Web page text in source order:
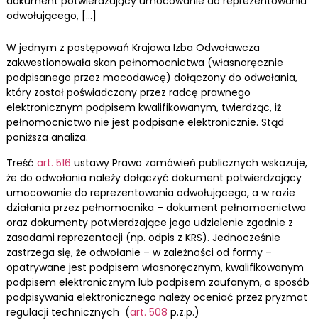
odwołującego, […]
W jednym z postępowań Krajowa Izba Odwoławcza
zakwestionowała skan pełnomocnictwa (własnoręcznie
podpisanego przez mocodawcę) dołączony do odwołania,
który został poświadczony przez radcę prawnego
elektronicznym podpisem kwalifikowanym, twierdząc, iż
pełnomocnictwo nie jest podpisane elektronicznie. Stąd
poniższa analiza.
Treść art. 516 ustawy Prawo zamówień publicznych wskazuje,
że do odwołania należy dołączyć dokument potwierdzający
umocowanie do reprezentowania odwołującego, a w razie
działania przez pełnomocnika – dokument pełnomocnictwa
oraz dokumenty potwierdzające jego udzielenie zgodnie z
zasadami reprezentacji (np. odpis z KRS). Jednocześnie
zastrzega się, że odwołanie – w zależności od formy –
opatrywane jest podpisem własnoręcznym, kwalifikowanym
podpisem elektronicznym lub podpisem zaufanym, a sposób
podpisywania elektronicznego należy oceniać przez pryzmat
regulacji technicznych (art. 508 p.z.p.)